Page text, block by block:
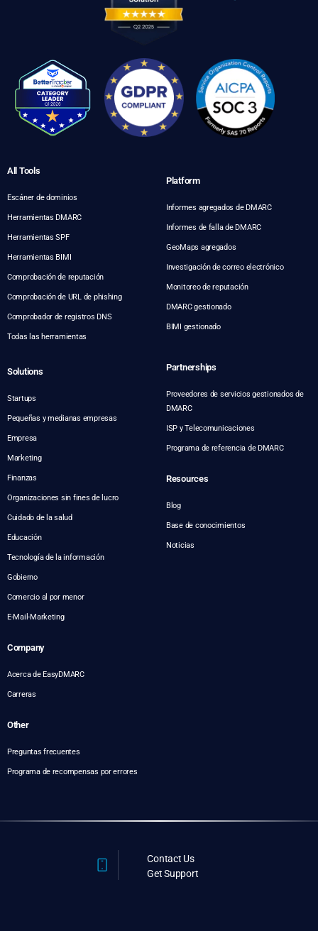
All Tools
Escáner de dominios
Herramientas DMARC
Herramientas SPF
Herramientas BIMI
Comprobación de reputación
Comprobación de URL de phishing
Comprobador de registros DNS
Todas las herramientas
Platform
Informes agregados de DMARC
Informes de falla de DMARC
GeoMaps agregados
Investigación de correo electrónico
Monitoreo de reputación
DMARC gestionado
BIMI gestionado
Solutions
Startups
Pequeñas y medianas empresas
Empresa
Marketing
Finanzas
Organizaciones sin fines de lucro
Cuidado de la salud
Educación
Tecnología de la información
Gobierno
Comercio al por menor
E-Mail-Marketing
Partnerships
Proveedores de servicios gestionados de
DMARC
ISP y Telecomunicaciones
Programa de referencia de DMARC
Resources
Blog
Base de conocimientos
Noticias
Company
Acerca de EasyDMARC
Carreras
Other
Preguntas frecuentes
Programa de recompensas por errores
Contact Us
Get Support